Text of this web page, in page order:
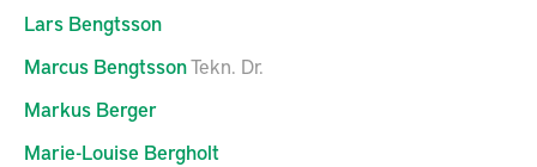
Lars Bengtsson
Marcus BengtssonTekn. Dr.
Markus Berger
Marie-Louise Bergholt